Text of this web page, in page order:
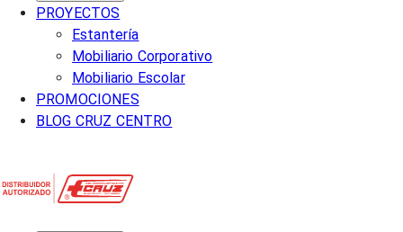
PROYECTOS
Estantería
Mobiliario Corporativo
Mobiliario Escolar
PROMOCIONES
BLOG CRUZ CENTRO